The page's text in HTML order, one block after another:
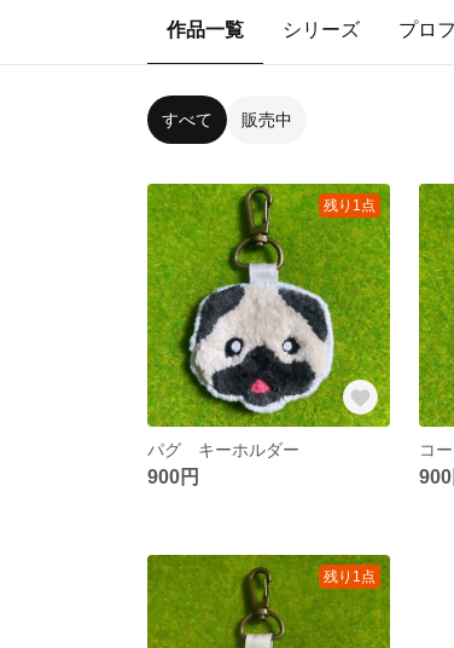
作品一覧 シリーズ プロ
すべて 販売中
残り1点
パグ キーホルダー
900円
コ
900
残り1点